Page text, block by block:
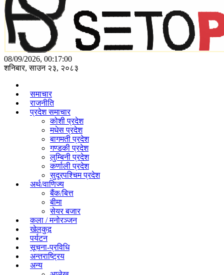
08/09/2026, 00:17:00
शनिबार, साउन २३, २०८३
समाचार
राजनीति
प्रदेश समाचार
कोशी प्रदेश
मधेस प्रदेश
बागमती प्रदेश
गण्डकी प्रदेश
लुम्बिनी प्रदेश
कर्णाली प्रदेश
सुदूरपश्चिम प्रदेश
अर्थ/वाणिज्य
बैंक/बित्त
बीमा
सेयर बजार
कला / मनोरञ्जन
खेलकुद़़
पर्यटन
सूचना-प्रविधि
अन्तराष्ट्रिय
अन्य